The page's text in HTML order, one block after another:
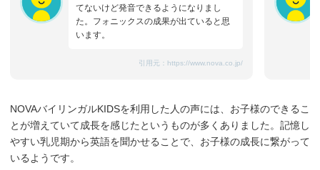
てないけど発音できるようになりまし
た。フォニックスの成果が出ていると思
います。
引用元： https://www.nova.co.jp/
NOVAバイリンガルKIDSを利用した人の声には、お子様のできるこ
とが増えていて成長を感じたというものが多くありました。記憶し
やすい乳児期から英語を聞かせることで、お子様の成長に繋がって
いるようです。